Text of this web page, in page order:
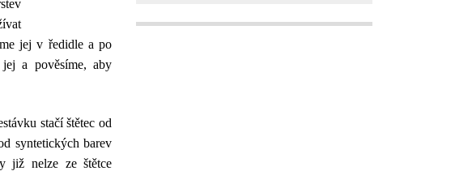
jej v ředidle a po
jej a pověsíme, aby
stačí štětec od
syntetických barev
již nelze ze štětce